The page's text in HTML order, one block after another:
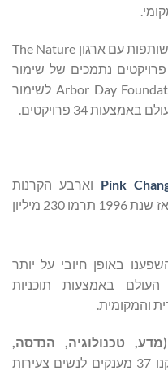
ציינו 37 שנות שותפות עם ארגון The Nature
Conservancy (TNC) המייצג 100 פרויקטים נתמכים של שימור
ו-16 שנות שותפות עם Arbor Day Foundation (ADF) לשימור
34 פרויקטים.
Pink Mary Kay Inc וארבע הקרנות
העולמיות הנמצאות תחת חסותה מאז שנת 1996 תרמו 230 מיליון
שנת 2024 השפענו באופן חיובי על יותר
העולם באמצעות תוכניות
והמקומית.
טכנולוגיה, הנדסה,
נכון לשנת 2024 הענקנו 37 מענקים לנשים צעירות